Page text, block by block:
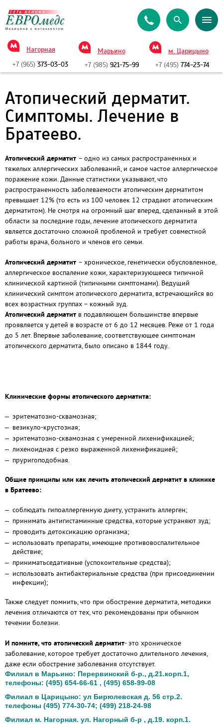
Нагорная
+7 (965) 373-03-03
Марьино
+7 (985)921-75-99
м. Царицыно
+7 (495) 774-23-74
Атопический дерматит.
Симптомы. Лечение в
Братеево.
Атопический дерматит – одно из самых распространенных и
тяжелых аллергических заболеваний, и самое частое аллергическое
поражение кожи. Данные статистики указывают, что
распространенность заболеваемости атопическим дерматитом
превышает 12% (то есть из 100 человек 12 страдают атопическим
дерматитом). Не смотря на огромный шаг вперед, сделанный в этой
области за последние годы, лечение атопического дерматита
является достаточно сложной проблемой и требует совместной
работы врача, больного и членов его семьи.
Атопический дерматит – хроническое, генетически обусловленное,
аллергическое воспаление кожи, характеризующееся типичной
клинической картиной (типичными симптомами). Ведущий
клинический симптом атопического дерматита, встречающийся во
всех возрастных группах – кожный зуд.
Атопический дерматит в подавляющем большинстве впервые
проявляется у детей в возрасте от 6 до 12 месяцев. Реже от 1 года
до 5 лет. Впервые заболевание, соответствующее симптомам
атопического дерматита, было описано в 1844 году.
Клинические формы атопического дерматита:
эритематозно-сквамозная;
везикуло-крустозная;
эритематозно-сквамозная с умеренной лихенификацией;
лихеноидная с резко выраженной лихенификацией;
пруригоподобная.
Общие принципы или как лечить атопический дерматит в клинике
в Братеево:
соблюдать гипоаллергенную диету, устранить аллерген;
принимать антигистаминные средства, которые устраняют зуд;
проводить детоксикацию организма;
использовать препараты, имеющие противовоспалительное
действие;
приниматьседативные (успокоительные средства);
использовать антибактериальные средства (при присоединении
инфекции);
Также следует помнить, что при обострение дерматита, методики
лечения отличаются от тех, что рекомендованы при обычном
течении болезни.
И помните, что атопический дерматит- это хроническое
заболевание, которое требует достаточно длительного лечения,
даже если обострение заболевания отсутствует.
Филиал в Марьино: Перервинский б-р., д.21.корп.1,
телефоны: (495) 654-66-61 , (495) 658-99-08
Филиал в Царицыно: ул Бирюлевская д. 56 стр.2.
телефоны (495) 774-30-74; (499) 218-24-98
Филиал м. Нагорная. ул. Нагорный б-р , д.19. корп.1.